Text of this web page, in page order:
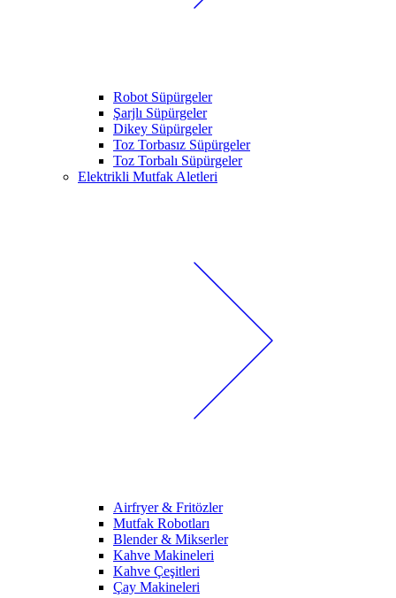
Robot Süpürgeler
Şarjlı Süpürgeler
Dikey Süpürgeler
Toz Torbasız Süpürgeler
Toz Torbalı Süpürgeler
Elektrikli Mutfak Aletleri
Airfryer & Fritözler
Mutfak Robotları
Blender & Mikserler
Kahve Makineleri
Kahve Çeşitleri
Çay Makineleri